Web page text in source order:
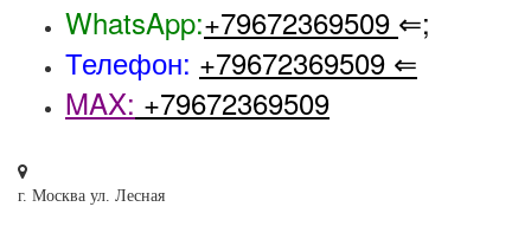
WhatsApp:+79672369509 ⇐;
Телефон: +79672369509 ⇐
MAX: +79672369509
г. Москва ул. Лесная